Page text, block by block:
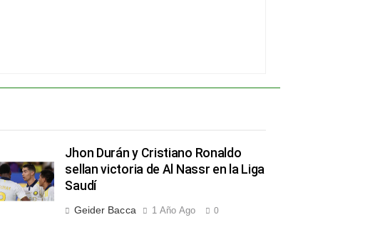
Jhon Durán y Cristiano Ronaldo
sellan victoria de Al Nassr en la Liga
Saudí
Geider Bacca 1 Año Ago 0